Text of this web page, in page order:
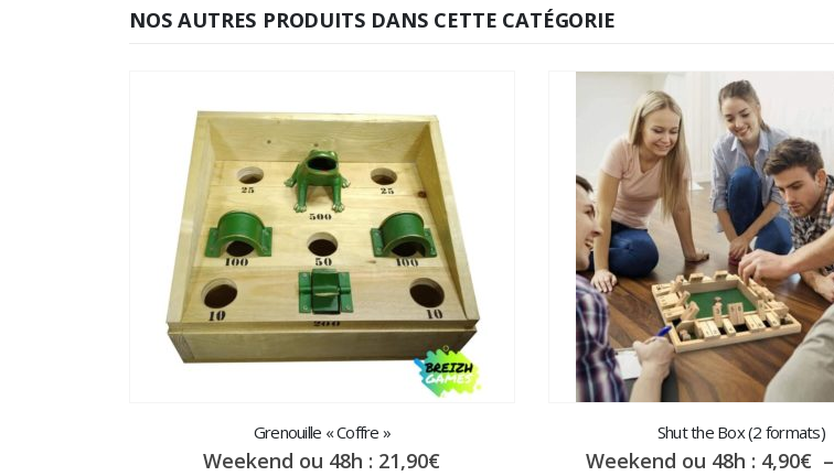
NOS AUTRES PRODUITS DANS CETTE CATÉGORIE
Grenouille « Coffre »
Weekend ou 48h : 21,90€
Shut the Box (2 formats)
Weekend ou 48h : 4,90€ –